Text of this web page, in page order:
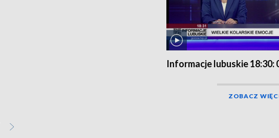
Informacje lubuskie 18:30:
ZOBACZ